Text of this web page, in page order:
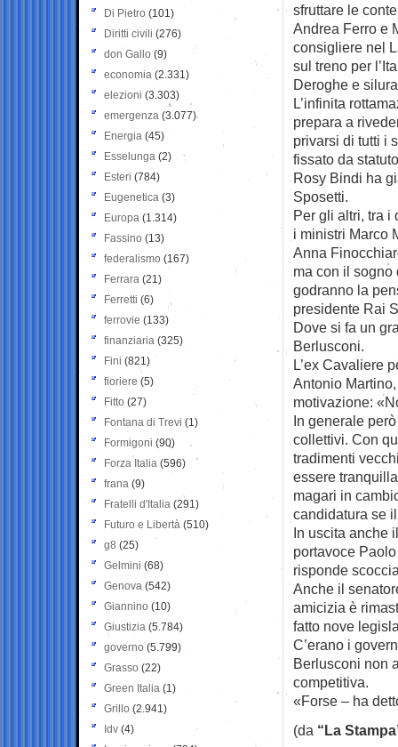
sfruttare le
Andrea Ferro e
consigliere nel
sul treno per
Deroghe e
L’infinita
prepara a
privarsi di tutti i
fissato da
Rosy Bindi ha
Sposetti.
Per gli altri, tra i
i ministri Marco
Anna
ma con il
godranno la
presidente Rai
Dove si fa un
Berlusconi.
L’ex Cavaliere
Antonio
motivazione:
In generale
collettivi. Con
tradimenti
essere
magari in
candidatura se
In uscita anche
portavoce
risponde
Anche il
amicizia è
fatto nove
C’erano i
Berlusconi non
competitiva.
«Forse – ha
(da “La
Di Pietro (101)
Diritti civili (276)
don Gallo (9)
economia (2.331)
elezioni (3.303)
emergenza (3.077)
Energia (45)
Esselunga (2)
Esteri (784)
Eugenetica (3)
Europa (1.314)
Fassino (13)
federalismo (167)
Ferrara (21)
Ferretti (6)
ferrovie (133)
finanziaria (325)
Fini (821)
fioriere (5)
Fitto (27)
Fontana di Trevi (1)
Formigoni (90)
Forza Italia (596)
frana (9)
Fratelli d'Italia (291)
Futuro e Libertà (510)
g8 (25)
Gelmini (68)
Genova (542)
Giannino (10)
Giustizia (5.784)
governo (5.799)
Grasso (22)
Green Italia (1)
Grillo (2.941)
Idv (4)